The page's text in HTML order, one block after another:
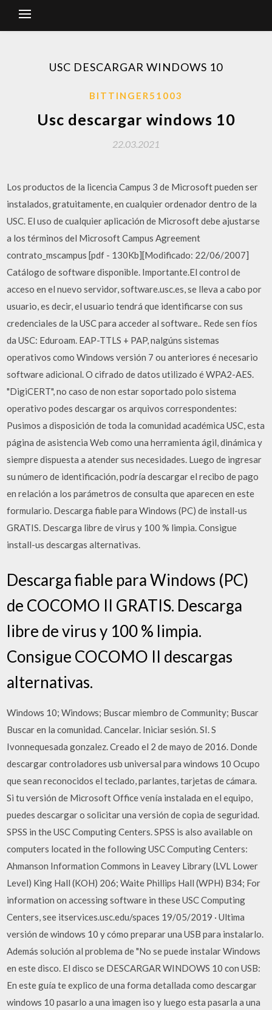
USC DESCARGAR WINDOWS 10
BITTINGER51003
Usc descargar windows 10
22.03.2021
Los productos de la licencia Campus 3 de Microsoft pueden ser
instalados, gratuitamente, en cualquier ordenador dentro de la
USC. El uso de cualquier aplicación de Microsoft debe ajustarse
a los términos del Microsoft Campus Agreement
contrato_mscampus [pdf - 130Kb][Modificado: 22/06/2007]
Catálogo de software disponible. Importante.El control de
acceso en el nuevo servidor, software.usc.es, se lleva a cabo por
usuario, es decir, el usuario tendrá que identificarse con sus
credenciales de la USC para acceder al software.. Rede sen fíos
da USC: Eduroam. EAP-TTLS + PAP, nalgúns sistemas
operativos como Windows versión 7 ou anteriores é necesario
software adicional. O cifrado de datos utilizado é WPA2-AES.
"DigiCERT", no caso de non estar soportado polo sistema
operativo podes descargar os arquivos correspondentes:
Pusimos a disposición de toda la comunidad académica USC, esta
página de asistencia Web como una herramienta ágil, dinámica y
siempre dispuesta a atender sus necesidades. Luego de ingresar
su número de identificación, podría descargar el recibo de pago
en relación a los parámetros de consulta que aparecen en este
formulario. Descarga fiable para Windows (PC) de install-us
GRATIS. Descarga libre de virus y 100 % limpia. Consigue
install-us descargas alternativas.
Descarga fiable para Windows (PC)
de COCOMO II GRATIS. Descarga
libre de virus y 100 % limpia.
Consigue COCOMO II descargas
alternativas.
Windows 10; Windows; Buscar miembro de Community; Buscar
Buscar en la comunidad. Cancelar. Iniciar sesión. SI. S
Ivonnequesada gonzalez. Creado el 2 de mayo de 2016. Donde
descargar controladores usb universal para windows 10 Ocupo
que sean reconocidos el teclado, parlantes, tarjetas de cámara.
Si tu versión de Microsoft Office venía instalada en el equipo,
puedes descargar o solicitar una versión de copia de seguridad.
SPSS in the USC Computing Centers. SPSS is also available on
computers located in the following USC Computing Centers:
Ahmanson Information Commons in Leavey Library (LVL Lower
Level) King Hall (KOH) 206; Waite Phillips Hall (WPH) B34; For
information on accessing software in these USC Computing
Centers, see itservices.usc.edu/spaces 19/05/2019 · Ultima
versión de windows 10 y cómo preparar una USB para instalarlo.
Además solución al problema de "No se puede instalar Windows
en este disco. El disco se DESCARGAR WINDOWS 10 con USB:
En este guía te explico de una forma detallada como descargar
windows 10 pasarlo a una imagen iso y luego esta pasarla a una